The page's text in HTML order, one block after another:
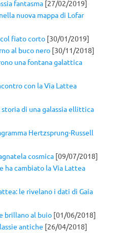
fantasma [27/02/2019]
nuova mappa di Lofar
fiato corto [30/01/2019]
al buco nero [30/11/2018]
una fontana galattica
con la Via Lattea
storia di una galassia ellittica
Hertzsprung-Russell
cosmica [09/07/2018]
ha cambiato la Via Lattea
le rivelano i dati di Gaia
brillano al buio [01/06/2018]
antiche [26/04/2018]